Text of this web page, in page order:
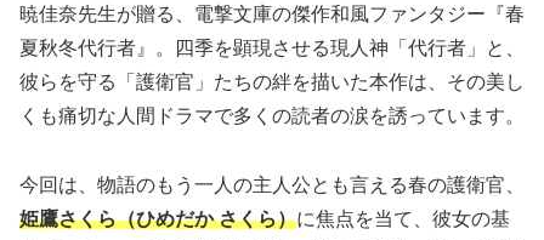
暁佳奈先生が贈る、電撃文庫の傑作和風ファンタジー『春
夏秋冬代行者』。四季を顕現させる現人神「代行者」と、
彼らを守る「護衛官」たちの絆を描いた本作は、その美し
くも痛切な人間ドラマで多くの読者の涙を誘っています。
今回は、物語のもう一人の主人公とも言える春の護衛官、
姫鷹さくら（ひめだか さくら）に焦点を当て、彼女の基